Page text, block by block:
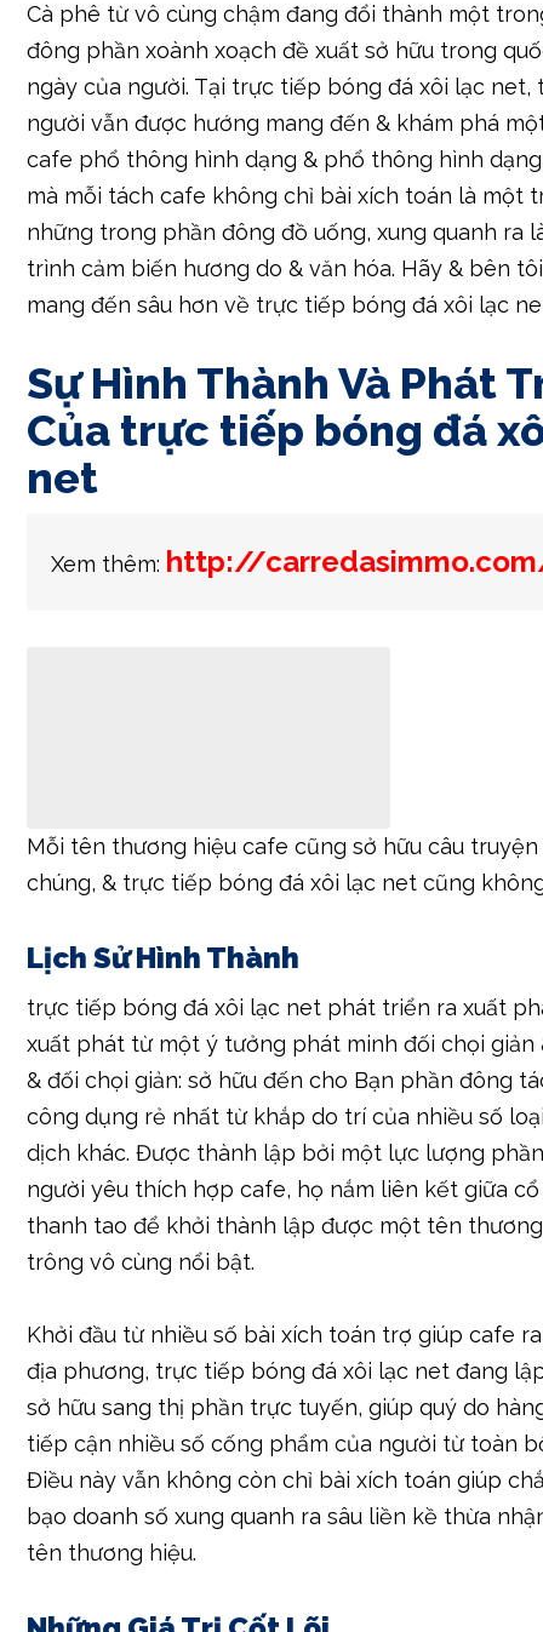
Cà phê từ vô cùng chậm đang đổi thành một
đông phần xoành xoạch đề xuất sở hữu trong
ngày của người. Tại trực tiếp bóng đá xôi lạc net,
người vẫn được hướng mang đến & khám phá
cafe phổ thông hình dạng & phổ thông hình
mà mỗi tách cafe không chỉ bài xích toán là một
những trong phần đông đồ uống, xung quanh ra
trình cảm biến hương do & văn hóa. Hãy & bên
mang đến sâu hơn về trực tiếp bóng đá xôi lạc
Sự Hình Thành Và Phát
Của trực tiếp bóng đá
net
Xem thêm: http://
Mỗi tên thương hiệu cafe cũng sở hữu câu
chúng, & trực tiếp bóng đá xôi lạc net cũng
Lịch Sử Hình Thành
trực tiếp bóng đá xôi lạc net phát triển ra xuất
xuất phát từ một ý tưởng phát minh đối chọi giản
& đối chọi giản: sở hữu đến cho Bạn phần đông
công dụng rẻ nhất từ khắp do trí của nhiều số
dịch khác. Được thành lập bởi một lực lượng
người yêu thích hợp cafe, họ nắm liên kết giữa
thanh tao để khởi thành lập được một tên
trông vô cùng nổi bật.
Khởi đầu từ nhiều số bài xích toán trợ giúp cafe
địa phương, trực tiếp bóng đá xôi lạc net đang
sở hữu sang thị phần trực tuyến, giúp quý do
tiếp cận nhiều số cống phẩm của người từ toàn
Điều này vẫn không còn chỉ bài xích toán giúp
bạo doanh số xung quanh ra sâu liền kề thừa
tên thương hiệu.